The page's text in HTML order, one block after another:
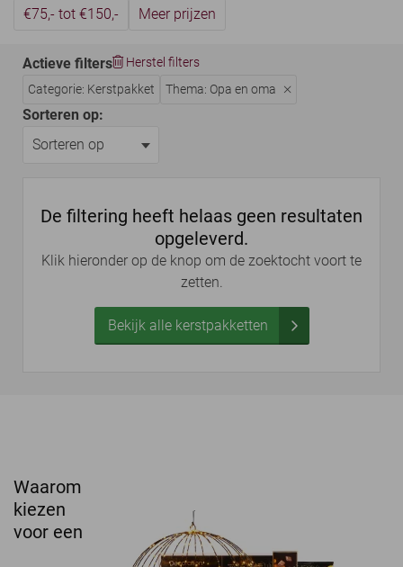
€75,- tot €150,-
Meer prijzen
Actieve filters
Herstel filters
Categorie: Kerstpakket
Thema: Opa en oma
Sorteren op:
De filtering heeft helaas geen resultaten
opgeleverd.
Klik hieronder op de knop om de zoektocht voort te
zetten.
Bekijk alle kerstpakketten
Waarom
kiezen
voor een